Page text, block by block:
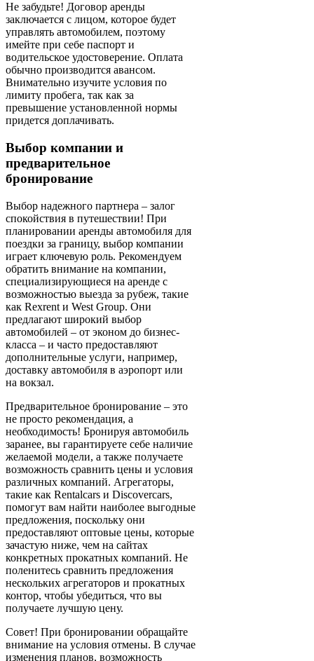
Не забудьте! Договор аренды
заключается с лицом, которое будет
управлять автомобилем, поэтому
имейте при себе паспорт и
водительское удостоверение. Оплата
обычно производится авансом.
Внимательно изучите условия по
лимиту пробега, так как за
превышение установленной нормы
придется доплачивать.
Выбор компании и
предварительное
бронирование
Выбор надежного партнера – залог
спокойствия в путешествии! При
планировании аренды автомобиля для
поездки за границу, выбор компании
играет ключевую роль. Рекомендуем
обратить внимание на компании,
специализирующиеся на аренде с
возможностью выезда за рубеж, такие
как Rexrent и West Group. Они
предлагают широкий выбор
автомобилей – от эконом до бизнес-
класса – и часто предоставляют
дополнительные услуги, например,
доставку автомобиля в аэропорт или
на вокзал.
Предварительное бронирование – это
не просто рекомендация, а
необходимость! Бронируя автомобиль
заранее, вы гарантируете себе наличие
желаемой модели, а также получаете
возможность сравнить цены и условия
различных компаний. Агрегаторы,
такие как Rentalcars и Discovercars,
помогут вам найти наиболее выгодные
предложения, поскольку они
предоставляют оптовые цены, которые
зачастую ниже, чем на сайтах
конкретных прокатных компаний. Не
поленитесь сравнить предложения
нескольких агрегаторов и прокатных
контор, чтобы убедиться, что вы
получаете лучшую цену.
Совет! При бронировании обращайте
внимание на условия отмены. В случае
изменения планов, возможность